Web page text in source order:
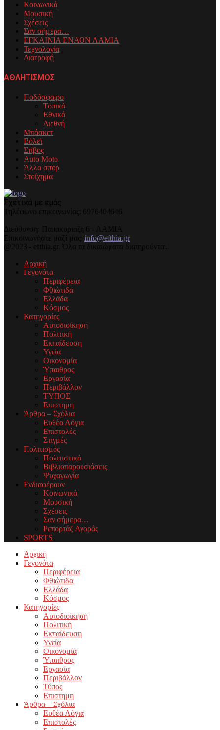
Κοινωνικά
Μουσική
Σχέσεις
Σαν σήμερα…
ΕΓΚΑΙΝΙΑ ΕΝΑΟΝ ΛΑΜΙΑ
Τεχνολογία
Διατροφή
ΑΘΛΗΤΙΣΜΟΣ
Ποδόσφαιρο
Τοπικά
Εθνικά
Διεθνή
Μπάσκετ
Βόλεϊ
Στίβος
Auto Moto
Άλλα σπορ
Στοίχημα
Σχετικά με εμάς
Τηλέφωνo επικοινωνίας: 6976404646
Διεύθυνση: Παπακυριαζή 6 - ΛΑΜΙΑ
Επικοινωνήστε μαζί μας: info@efthia.gr
@2023 - efthia.gr. Όλα τα δικαιώματα διατηρούνται.
Αρχική
Γεγονότα
Περιφέρεια
Φθιώτιδα
Ελλάδα
Κόσμος
Κατηγορίες
Αυτοδιοίκηση
Πολιτική
Εκπαίδευση
Υγεία
Οικονομία
Ύπαιθρος
Εργασία
Περιβάλλον
ΤΥΠΟΣ
Επιστημη
Άρθρα – Σχόλια
Ευθέα Λόγια
Επιστολές
Στιγμές
Πολιτισμός
Πολιτιστικά
Βιβλιοπαρουσιάσεις
Ψυχαγωγία
Ενδιαφέρουν
Κοινωνικά
Μουσική
Σχέσεις
Σαν σήμερα…
Ρεπορτάζ Αγοράς
SPORTS
Facebook
Twitter
Instagram
Youtube
Email
Αρχική
Γεγονότα
Περιφέρεια
Φθιώτιδα
Ελλάδα
Κόσμος
Κατηγορίες
Αυτοδιοίκηση
Πολιτική
Εκπαίδευση
Υγεία
Οικονομία
Ύπαιθρος
Εργασία
Περιβάλλον
Τύπος
Επιστημη
Άρθρα – Σχόλια
Ευθέα Λόγια
Επιστολές